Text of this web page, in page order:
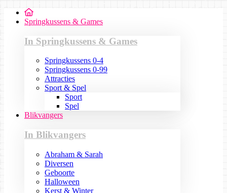
Springkussens & Games
In Springkussens & Games
Springkussens 0-4
Springkussens 0-99
Attracties
Sport & Spel
Sport
Spel
Blikvangers
In Blikvangers
Abraham & Sarah
Diversen
Geboorte
Halloween
Kerst & Winter